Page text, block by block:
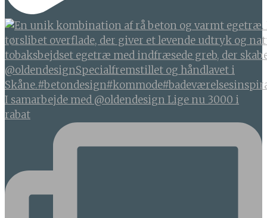
I samarbejde med @oldendesign Lige nu 3000 i
rabat